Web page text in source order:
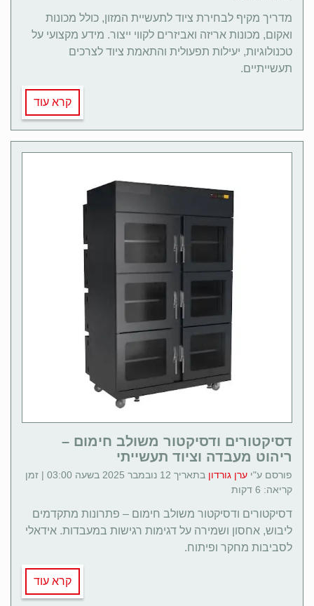
מדריך מקיף לבחירת ציוד לתעשיית המזון, כולל מכונות
ואקום, מכונות אריזה ואביזרים לקווי ייצור. מידע מקצועי על
טכנולוגיות, יעילות תפעולית והתאמת ציוד לצרכים
תעשייתיים.
קרא עוד
דסיקטורים ודסיקטור משולב חימום –
ריהוט מעבדה וציוד תעשייתי
פורסם ע"י ערן גורדון
בתאריך 12 נובמבר 2025 בשעה 03:00 | זמן
קריאה: 6 דקות
דסיקטורים ודסיקטור משולב חימום – פתרונות מתקדמים
ליבוש, אחסון ושמירה על דגימות רגישות במעבדות. אידאלי
לסביבות מחקר ופיתוח.
קרא עוד